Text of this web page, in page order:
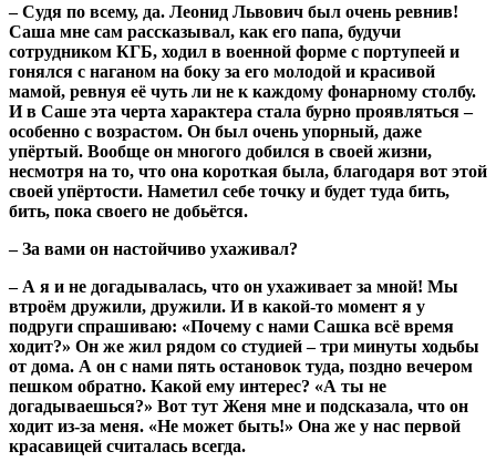
– Судя по всему, да. Леонид Львович был очень ревнив!
Саша мне сам рассказывал, как его папа, будучи
сотрудником КГБ, ходил в военной форме с портупеей и
гонялся с наганом на боку за его молодой и красивой
мамой, ревнуя её чуть ли не к каждому фонарному столбу.
И в Саше эта черта характера стала бурно проявляться –
особенно с возрастом. Он был очень упорный, даже
упёртый. Вообще он многого добился в своей жизни,
несмотря на то, что она короткая была, благодаря вот этой
своей упёртости. Наметил себе точку и будет туда бить,
бить, пока своего не добьётся.
– За вами он настойчиво ухаживал?
– А я и не догадывалась, что он ухаживает за мной! Мы
втроём дружили, дружили. И в какой-то момент я у
подруги спрашиваю: «Почему с нами Сашка всё время
ходит?» Он же жил рядом со студией – три минуты ходьбы
от дома. А он с нами пять остановок туда, поздно вечером
пешком обратно. Какой ему интерес? «А ты не
догадываешься?» Вот тут Женя мне и подсказала, что он
ходит из-за меня. «Не может быть!» Она же у нас первой
красавицей считалась всегда.